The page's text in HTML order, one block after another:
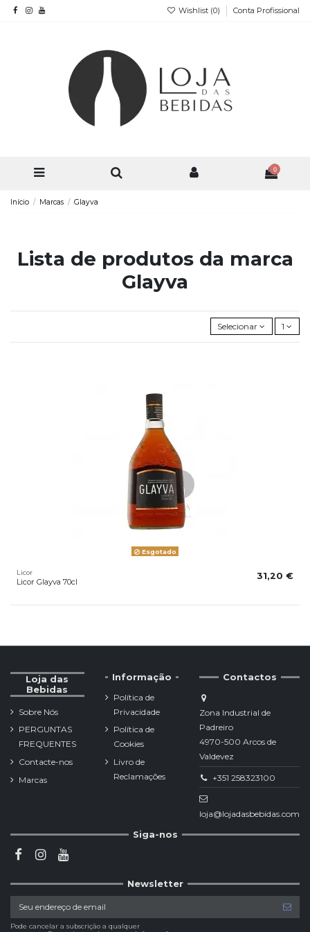
Wishlist (0) Conta Profissional
0
Início Marcas Glayva
Lista de produtos da marca
Glayva
Selecionar 1
Esgotado
Licor
Licor Glayva 70cl
31,20 €
Loja das
Bebidas
Sobre Nós
PERGUNTAS
FREQUENTES
Contacte-nos
Marcas
Informação
Política de
Privacidade
Política de
Cookies
Livro de
Reclamações
Contactos
Zona Industrial de
Padreiro
4970-500 Arcos de
Valdevez
+351 258323100
loja@lojadasbebidas.com
Siga-nos
Newsletter
Pode cancelar a subscrição a qualquer